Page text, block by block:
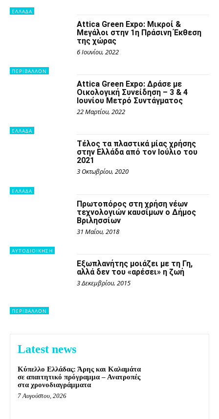
ΕΛΛΑΔΑ
ΠΕΡΙΒΑΛΛΟΝ
Attica Green Expo: Μικροί &
Μεγάλοι στην 1η Πράσινη Έκθεση
της χώρας
6 Ιουνίου, 2022
ΕΛΛΑΔΑ
Attica Green Expo: Δράσε με
Οικολογική Συνείδηση – 3 & 4
Ιουνίου Μετρό Συντάγματος
22 Μαρτίου, 2022
ΕΛΛΑΔΑ
Τέλος τα πλαστικά μίας χρήσης
στην Ελλάδα από τον Ιούλιο του
2021
3 Οκτωβρίου, 2020
ΑΥΤΟΔΙΟΙΚΗΣΗ
Πρωτοπόρος στη χρήση νέων
τεχνολογιών καυσίμων ο Δήμος
Βριλησσίων
31 Μαΐου, 2018
ΠΕΡΙΒΑΛΛΟΝ
Εξωπλανήτης μοιάζει με τη Γη,
αλλά δεν του «αρέσει» η ζωή
3 Δεκεμβρίου, 2015
Latest news
Κύπελλο Ελλάδας: Άρης και Καλαμάτα
σε απαιτητικό πρόγραμμα – Ανατροπές
στα χρονοδιαγράμματα
7 Αυγούστου, 2026